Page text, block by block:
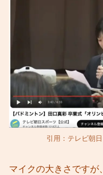
引用：テレビ朝
マイクの大きさですが